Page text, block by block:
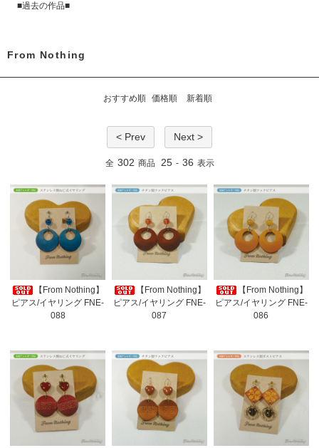
■過去の作品■
From Nothing
おすすめ順 価格順 新着順
< Prev Next >
全 302 商品 25 - 36 表示
【From Nothing】
ピアス/イヤリング FNE-
088
【From Nothing】
ピアス/イヤリング FNE-
087
【From Nothing】
ピアス/イヤリング FNE-
086